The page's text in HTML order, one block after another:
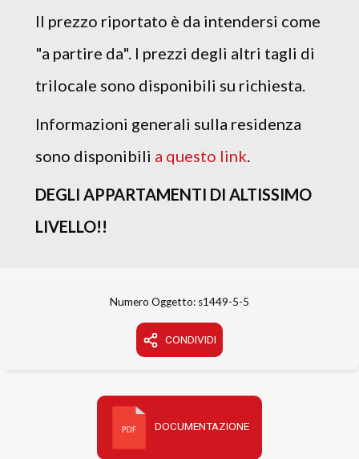
Il prezzo riportato è da intendersi come
"a partire da". I prezzi degli altri tagli di
trilocale sono disponibili su richiesta.
Informazioni generali sulla residenza
sono disponibili a questo link.
DEGLI APPARTAMENTI DI ALTISSIMO
LIVELLO!!
Numero Oggetto: s1449-5-5
CONDIVIDI
DOCUMENTAZIONE